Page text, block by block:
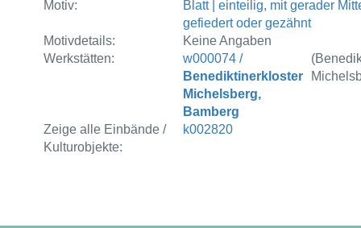
Motiv:
Blatt | einteilig, mit gerader
gefiedert oder gezähnt
Motivdetails:
Keine Angaben
Werkstätten:
w000074 /
Benediktinerkloster
Michelsberg,
Bamberg
Zeige alle Einbände /
Kulturobjekte:
k002820